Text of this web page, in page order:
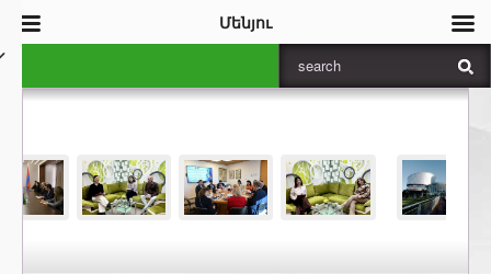
Մենյու